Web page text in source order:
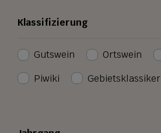
Klassifizierung
Gutswein Ortswein
Piwiki
Gebietsklassiker